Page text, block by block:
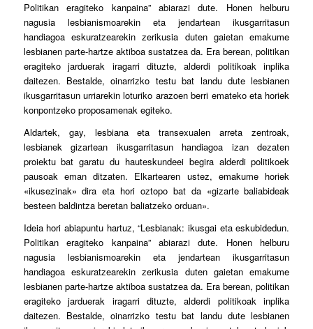
Politikan eragiteko kanpaina” abiarazi dute. Honen helburu
nagusia lesbianismoarekin eta jendartean ikusgarritasun
handiagoa eskuratzearekin zerikusia duten gaietan emakume
lesbianen parte-hartze aktiboa sustatzea da. Era berean, politikan
eragiteko jarduerak iragarri dituzte, alderdi politikoak inplika
daitezen. Bestalde, oinarrizko testu bat landu dute lesbianen
ikusgarritasun urriarekin loturiko arazoen berri emateko eta horiek
konpontzeko proposamenak egiteko.
Aldartek, gay, lesbiana eta transexualen arreta zentroak,
lesbianek gizartean ikusgarritasun handiagoa izan dezaten
proiektu bat garatu du hauteskundeei begira alderdi politikoek
pausoak eman ditzaten. Elkartearen ustez, emakume horiek
«ikusezinak» dira eta hori oztopo bat da «gizarte baliabideak
besteen baldintza beretan baliatzeko orduan».
Ideia hori abiapuntu hartuz, “Lesbianak: ikusgai eta eskubidedun.
Politikan eragiteko kanpaina” abiarazi dute. Honen helburu
nagusia lesbianismoarekin eta jendartean ikusgarritasun
handiagoa eskuratzearekin zerikusia duten gaietan emakume
lesbianen parte-hartze aktiboa sustatzea da. Era berean, politikan
eragiteko jarduerak iragarri dituzte, alderdi politikoak inplika
daitezen. Bestalde, oinarrizko testu bat landu dute lesbianen